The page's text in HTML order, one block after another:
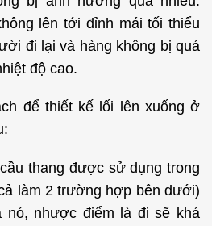
lên tới đỉnh mái tối thiểu
đi lại và hàng không bị quá
độ cao.
để thiết kế lối lên xuống ở
thang được sử dụng trong
làm 2 trường hợp bên dưới)
nó, nhược điểm là đi sẽ khá